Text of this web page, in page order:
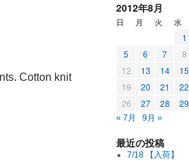
Cotton knit
2012年8月
日 月 火 水
1
5
6 7 8
12
13 14 15
19
20 21 22
26
27 28 29
« 7月 9月 »
最近の投稿
7/18 【入荷】